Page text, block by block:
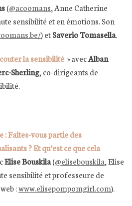
(@acoomans, Anne Catherine
sensibilité et en émotions. Son
) etSaverio Tomasella.
la sensibilité »avecAlban
Sherling, co-dirigeants de
: Faites-vous partie des
? Et qu’est ce que cela
Elise Bouskila(@elisebouskila, Elise
sensibilité et professeure de
:www.elisepompomgirl.com).